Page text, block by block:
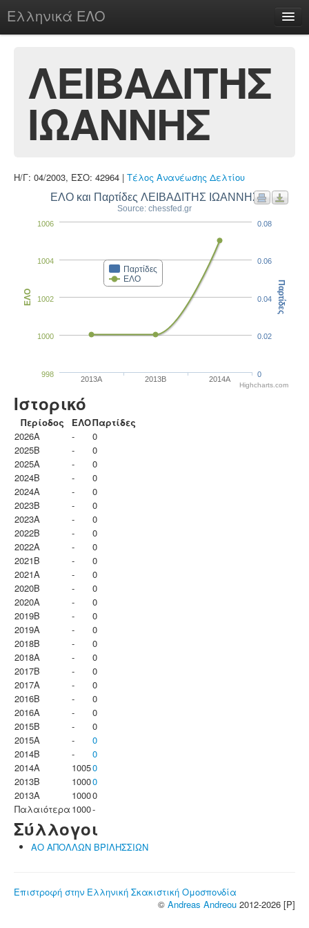
Ελληνικά ΕΛΟ
chesstu.be @ discord
Login
ΛΕΙΒΑΔΙΤΗΣ
ΙΩΑΝΝΗΣ
Η/Γ: 04/2003, ΕΣΟ: 42964 | Τέλος Ανανέωσης Δελτίου
ΕΛΟ και Παρτίδες ΛΕΙΒΑΔΙΤΗΣ ΙΩΑΝΝΗΣ
Source: chessfed.gr
Παρτίδες
ΕΛΟ
2013A 2013B 2014A
1000
1002
1004
1006
998
ΕΛΟ
0
0.02
0.04
0.06
0.08
Παρτίδες
Highcharts.com
Ιστορικό
Περίοδος ΕΛΟΠαρτίδες
2026A
-
0
2025B
-
0
2025A
-
0
2024B
-
0
2024A
-
0
2023B
-
0
2023Α
-
0
2022B
-
0
2022A
-
0
2021B
-
0
2021A
-
0
2020B
-
0
2020A
-
0
2019B
-
0
2019A
-
0
2018B
-
0
2018A
-
0
2017B
-
0
2017A
-
0
2016B
-
0
2016A
-
0
2015B
-
0
2015A
-
0
2014B
-
0
2014A
10050
2013B
10000
2013A
10000
Παλαιότερα 1000-
Σύλλογοι
ΑΟ ΑΠΟΛΛΩΝ ΒΡΙΛΗΣΣΙΩΝ
Επιστροφή στην Ελληνική Σκακιστική Ομοσπονδία
© Andreas Andreou 2012-2026 [P]